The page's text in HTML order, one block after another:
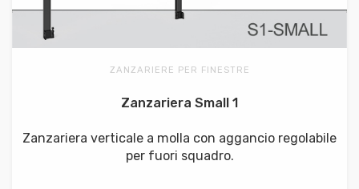
ZANZARIERE PER FINESTRE
Zanzariera Small 1
Zanzariera verticale a molla con aggancio regolabile
per fuori squadro.